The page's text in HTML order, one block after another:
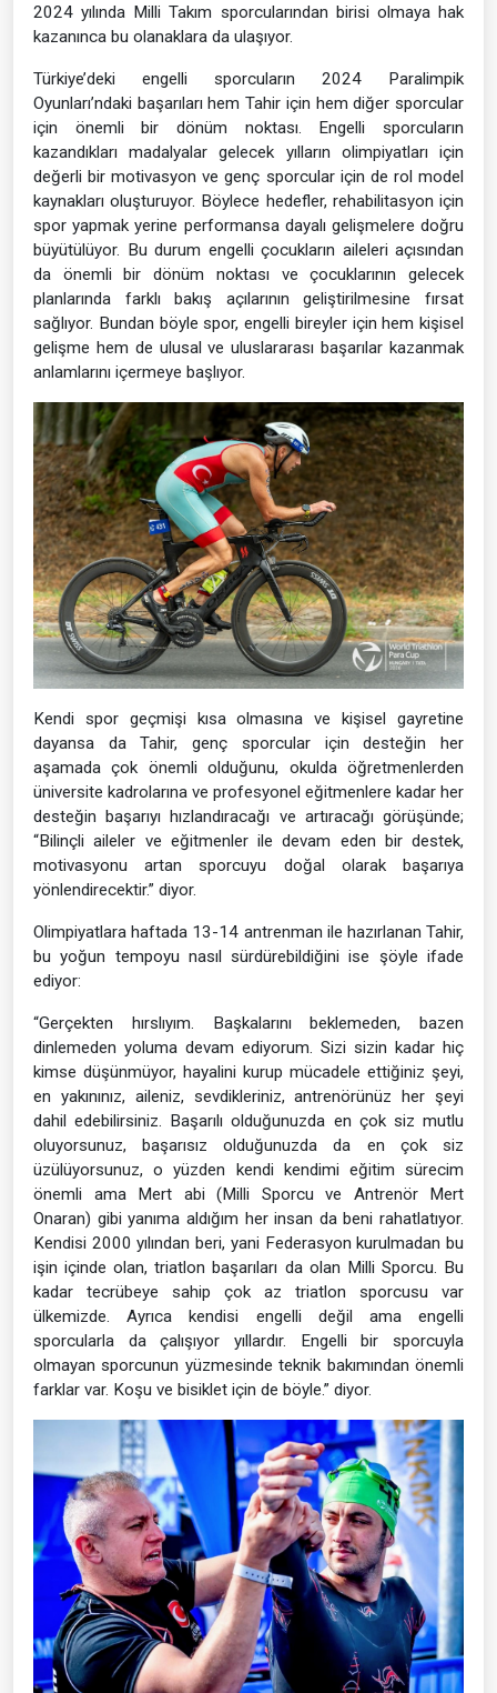
2024 yılında Milli Takım sporcularından birisi olmaya hak
kazanınca bu olanaklara da ulaşıyor.
Türkiye’deki engelli sporcuların 2024 Paralimpik
Oyunları’ndaki başarıları hem Tahir için hem diğer sporcular
için önemli bir dönüm noktası. Engelli sporcuların
kazandıkları madalyalar gelecek yılların olimpiyatları için
değerli bir motivasyon ve genç sporcular için de rol model
kaynakları oluşturuyor. Böylece hedefler, rehabilitasyon için
spor yapmak yerine performansa dayalı gelişmelere doğru
büyütülüyor. Bu durum engelli çocukların aileleri açısından
da önemli bir dönüm noktası ve çocuklarının gelecek
planlarında farklı bakış açılarının geliştirilmesine fırsat
sağlıyor. Bundan böyle spor, engelli bireyler için hem kişisel
gelişme hem de ulusal ve uluslararası başarılar kazanmak
anlamlarını içermeye başlıyor.
Kendi spor geçmişi kısa olmasına ve kişisel gayretine
dayansa da Tahir, genç sporcular için desteğin her
aşamada çok önemli olduğunu, okulda öğretmenlerden
üniversite kadrolarına ve profesyonel eğitmenlere kadar her
desteğin başarıyı hızlandıracağı ve artıracağı görüşünde;
“Bilinçli aileler ve eğitmenler ile devam eden bir destek,
motivasyonu artan sporcuyu doğal olarak başarıya
yönlendirecektir.” diyor.
Olimpiyatlara haftada 13-14 antrenman ile hazırlanan Tahir,
bu yoğun tempoyu nasıl sürdürebildiğini ise şöyle ifade
ediyor:
“Gerçekten hırslıyım. Başkalarını beklemeden, bazen
dinlemeden yoluma devam ediyorum. Sizi sizin kadar hiç
kimse düşünmüyor, hayalini kurup mücadele ettiğiniz şeyi,
en yakınınız, aileniz, sevdikleriniz, antrenörünüz her şeyi
dahil edebilirsiniz. Başarılı olduğunuzda en çok siz mutlu
oluyorsunuz, başarısız olduğunuzda da en çok siz
üzülüyorsunuz, o yüzden kendi kendimi eğitim sürecim
önemli ama Mert abi (Milli Sporcu ve Antrenör Mert
Onaran) gibi yanıma aldığım her insan da beni rahatlatıyor.
Kendisi 2000 yılından beri, yani Federasyon kurulmadan bu
işin içinde olan, triatlon başarıları da olan Milli Sporcu. Bu
kadar tecrübeye sahip çok az triatlon sporcusu var
ülkemizde. Ayrıca kendisi engelli değil ama engelli
sporcularla da çalışıyor yıllardır. Engelli bir sporcuyla
olmayan sporcunun yüzmesinde teknik bakımından önemli
farklar var. Koşu ve bisiklet için de böyle.” diyor.